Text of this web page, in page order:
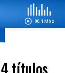
90.1 Mhz
títulos